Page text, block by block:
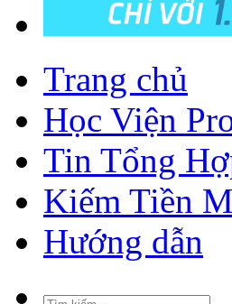
Trang chủ
Học Viện
Tin Tổng
Kiếm Tiền
Hướng dẫn